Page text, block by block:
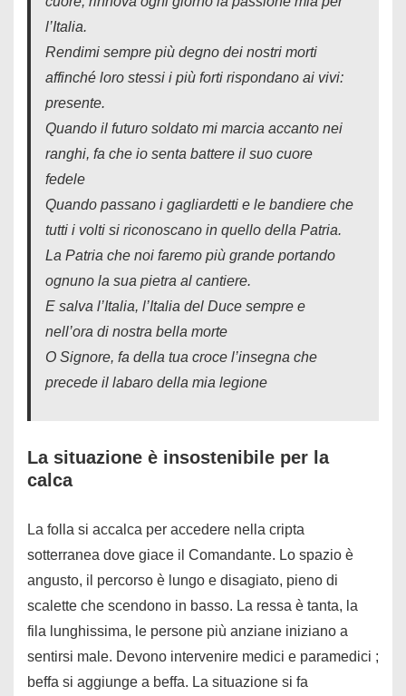
l’Italia.
Rendimi sempre più degno dei nostri morti
affinché loro stessi i più forti rispondano ai vivi:
presente.
Quando il futuro soldato mi marcia accanto nei
ranghi, fa che io senta battere il suo cuore
fedele
Quando passano i gagliardetti e le bandiere che
tutti i volti si riconoscano in quello della Patria.
La Patria che noi faremo più grande portando
ognuno la sua pietra al cantiere.
E salva l’Italia, l’Italia del Duce sempre e
nell’ora di nostra bella morte
O Signore, fa della tua croce l’insegna che
precede il labaro della mia legione
La situazione è insostenibile per la
calca
La folla si accalca per accedere nella cripta
sotterranea dove giace il Comandante. Lo spazio è
angusto, il percorso è lungo e disagiato, pieno di
scalette che scendono in basso. La ressa è tanta, la
fila lunghissima, le persone più anziane iniziano a
sentirsi male. Devono intervenire medici e paramedici ;
beffa si aggiunge a beffa. La situazione si fa